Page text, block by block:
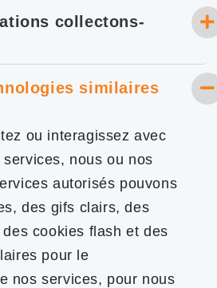
collectons-
similaires
ou interagissez avec
nous ou nos
autorisés pouvons
des gifs clairs, des
cookies flash et des
pour le
nos services, pour nous